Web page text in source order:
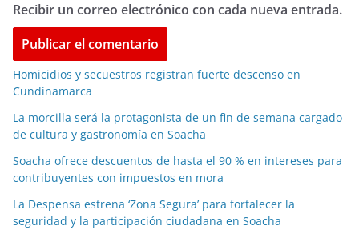
Recibir un correo electrónico con cada nueva entrada.
Homicidios y secuestros registran fuerte descenso en
Cundinamarca
La morcilla será la protagonista de un fin de semana cargado
de cultura y gastronomía en Soacha
Soacha ofrece descuentos de hasta el 90 % en intereses para
contribuyentes con impuestos en mora
La Despensa estrena ‘Zona Segura’ para fortalecer la
seguridad y la participación ciudadana en Soacha